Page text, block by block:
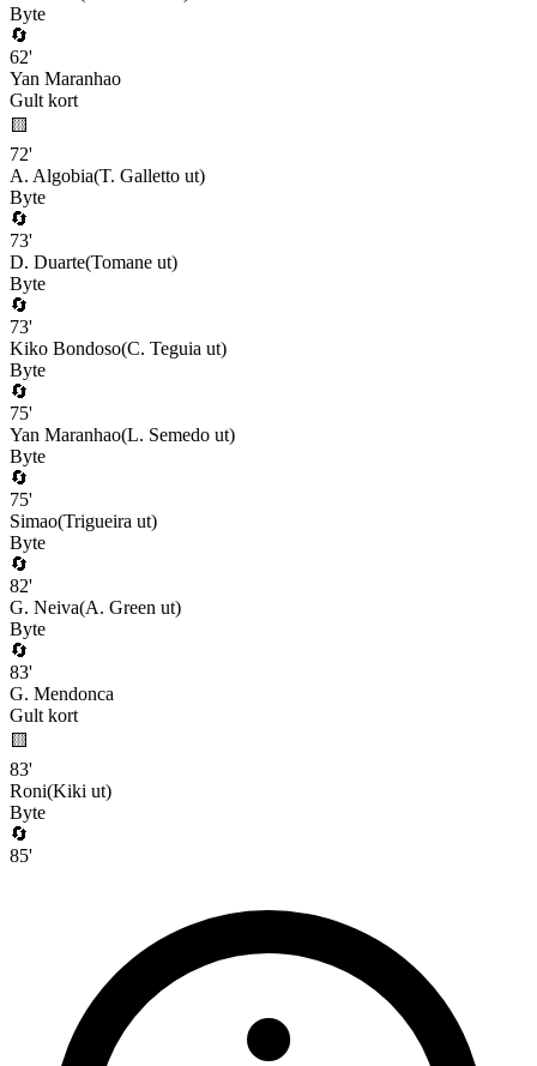
Byte
🔄
62'
Yan Maranhao
Gult kort
🟨
72'
A. Algobia(T. Galletto ut)
Byte
🔄
73'
D. Duarte(Tomane ut)
Byte
🔄
73'
Kiko Bondoso(C. Teguia ut)
Byte
🔄
75'
Yan Maranhao(L. Semedo ut)
Byte
🔄
75'
Simao(Trigueira ut)
Byte
🔄
82'
G. Neiva(A. Green ut)
Byte
🔄
83'
G. Mendonca
Gult kort
🟨
83'
Roni(Kiki ut)
Byte
🔄
85'